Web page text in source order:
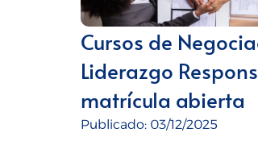
Cursos de
Liderazgo
matrícula abierta
Publicado: 03/12/2025